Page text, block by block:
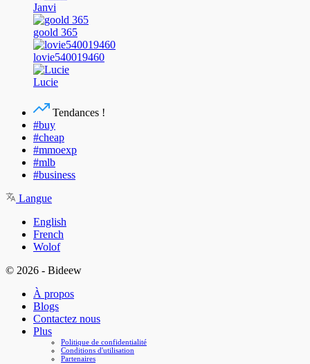
Janvi
goold 365
lovie540019460
Lucie
Tendances !
#buy
#cheap
#mmoexp
#mlb
#business
Langue
English
French
Wolof
© 2026 - Bideew
À propos
Blogs
Contactez nous
Plus
Politique de confidentialité
Conditions d'utilisation
Partenaires